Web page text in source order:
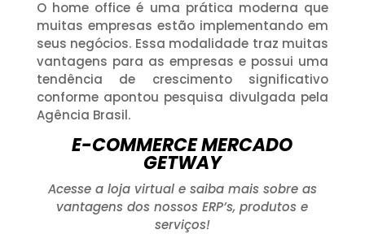
O home office é uma prática moderna que
muitas empresas estão implementando em
seus negócios. Essa modalidade traz muitas
vantagens para as empresas e possui uma
tendência de crescimento significativo
conforme apontou pesquisa divulgada pela
Agência Brasil.
E-COMMERCE MERCADO
GETWAY
Acesse a loja virtual e saiba mais sobre as
vantagens dos nossos ERP’s, produtos e
serviços!